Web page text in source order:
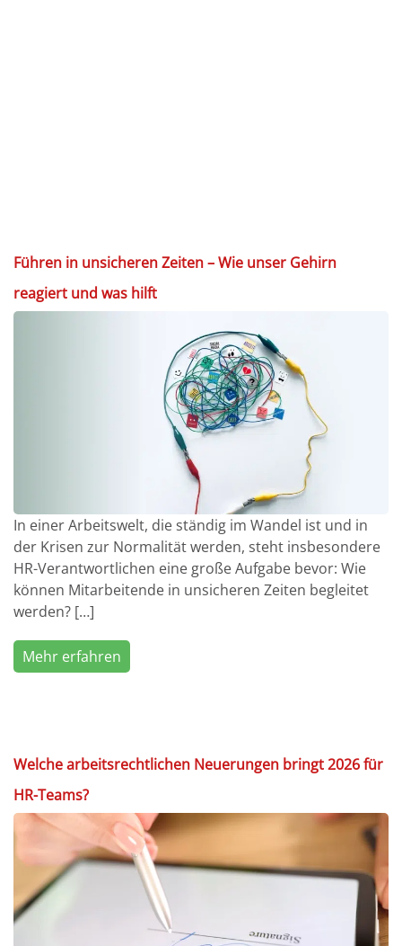
Führen in unsicheren Zeiten – Wie unser Gehirn
reagiert und was hilft
In einer Arbeitswelt, die ständig im Wandel ist und in
der Krisen zur Normalität werden, steht insbesondere
HR-Verantwortlichen eine große Aufgabe bevor: Wie
können Mitarbeitende in unsicheren Zeiten begleitet
werden? […]
Mehr erfahren
Welche arbeitsrechtlichen Neuerungen bringt 2026 für
HR-Teams?